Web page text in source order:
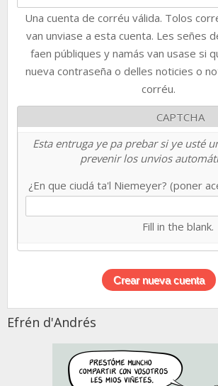
Una cuenta de corréu válida. Tolos
van unviase a esta cuenta. Les señes
faen públiques y namás van usase si
nueva contraseña o delles noticies o
corréu.
CAPTCHA
Esta entruga ye pa prebar si ye usté
prevenir los unvios
¿En que ciudá ta'l Niemeyer? (poner
Fill in the blank.
Efrén d'Andrés